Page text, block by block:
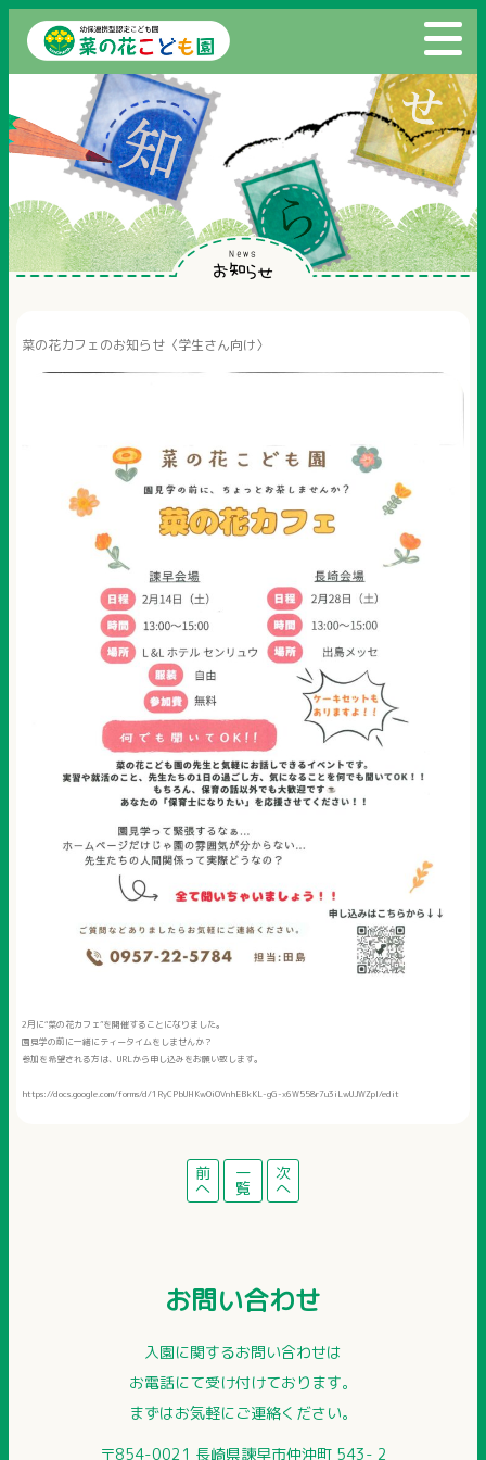
News
お知らせ
菜の花カフェのお知らせ〈学生さん向け〉
2月に“菜の花カフェ”を開催することになりました。
園見学の前に一緒にティータイムをしませんか？
参加を希望される方は、URLから申し込みをお願い致します。
https://docs.google.com/forms/d/1RyCPbUHKwOi0VnhEBkKL-gG-x6W558r7u3iLwUJWZpI/edit
前
へ
次
へ
一
覧
お問い合わせ
入園に関するお問い合わせは
お電話にて受け付けております。
まずはお気軽にご連絡ください。
〒854-0021 長崎県諫早市仲沖町 543- 2